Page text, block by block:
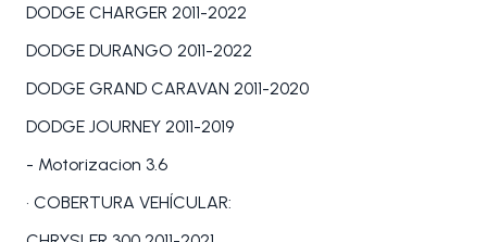
DODGE CHARGER 2011-2022
DODGE DURANGO 2011-2022
DODGE GRAND CARAVAN 2011-2020
DODGE JOURNEY 2011-2019
- Motorizacion 3.6
• COBERTURA VEHÍCULAR: